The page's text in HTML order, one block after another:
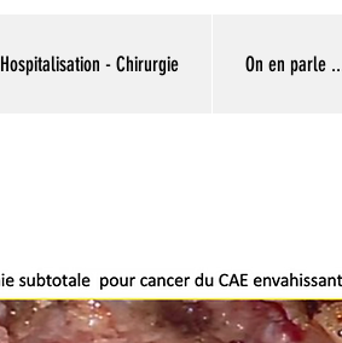
Hospitalisation - Chirurgie On en parle